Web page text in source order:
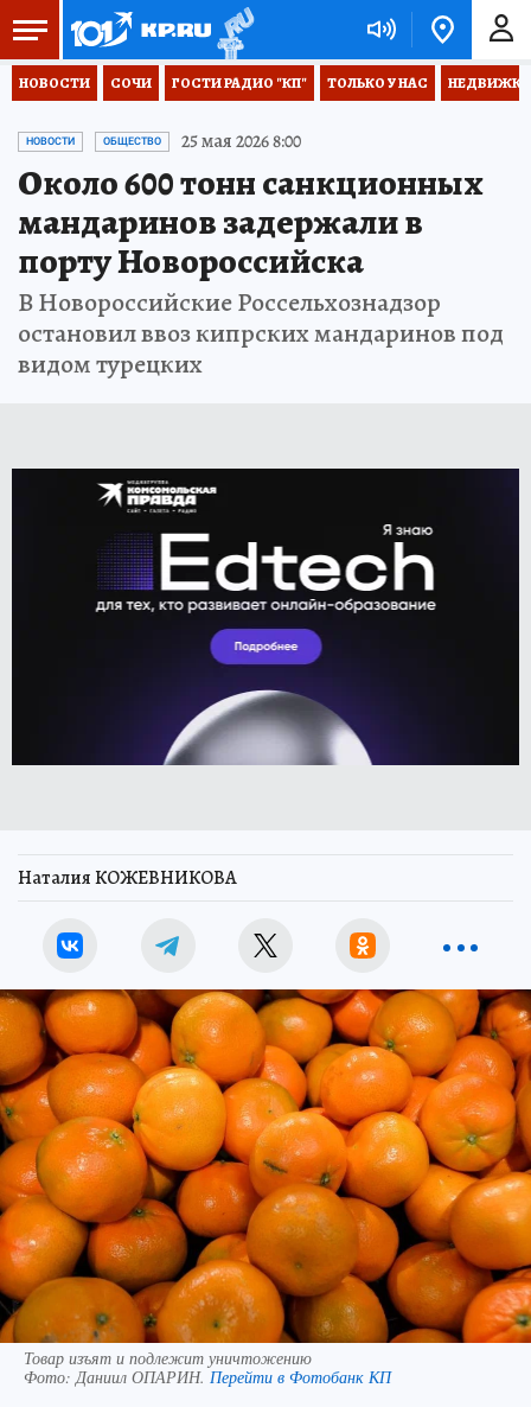
НОВОСТИ СОЧИ ГОСТИ РАДИО "КП" ТОЛЬКО У НАС НЕДВИЖКА
НОВОСТИ ОБЩЕСТВО 25 мая 2026 8:00
Около 600 тонн санкционных
мандаринов задержали в
порту Новороссийска
В Новороссийские Россельхознадзор
остановил ввоз кипрских мандаринов под
видом турецких
Наталия КОЖЕВНИКОВА
Товар изъят и подлежит уничтожению
Фото:Даниил ОПАРИН. Перейти в Фотобанк КП